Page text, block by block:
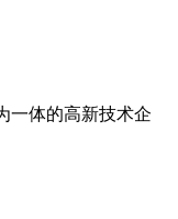
一体的高新技术企